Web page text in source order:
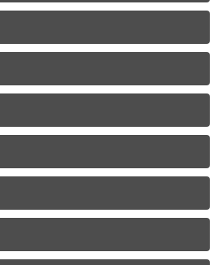
výrobnom sklade
124,20€
Vložiť do košíka